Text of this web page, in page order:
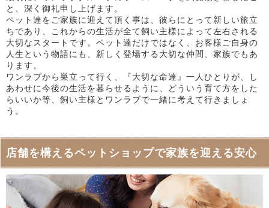
と、深く御礼申し上げます。
ペット達をご家族に迎えて頂く事は、彼らにとって新しい旅立
ちであり、これからの生活が全て飼い主様によって左右される
大切なスタートです。ペット達だけではなく、お客様ご自身の
人生という物語にも、新しく登場する大切な仲間、家族でもあ
ります。
ワンラブから巣立って行く、『大切な命達』一人ひとりが、し
あわせに今後の生活を暮らせるように、どういう育て方をした
らいいか等、飼い主様とワンラブで一緒に考えて行きましょ
う。
店舗を構えるペットショップで家族を迎える安心